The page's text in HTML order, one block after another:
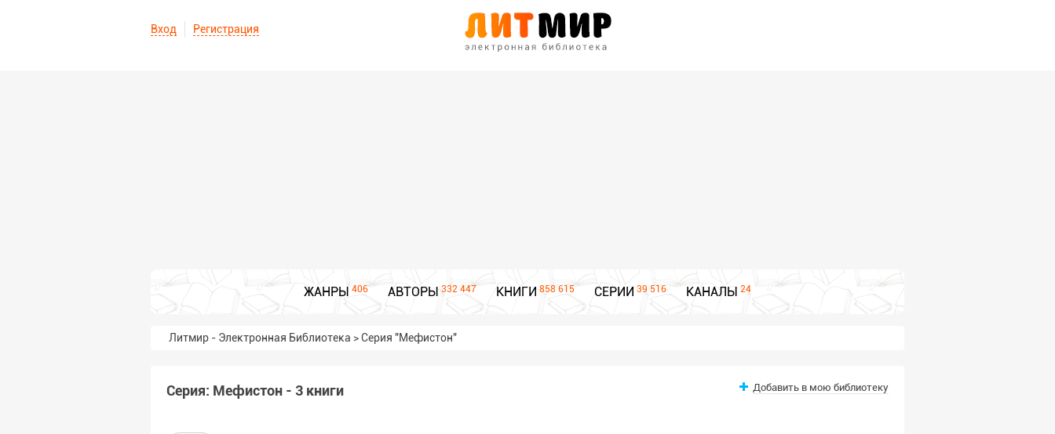
Вход Регистрация
ЖАНРЫ 406 АВТОРЫ 332 447 КНИГИ 858 615 СЕРИИ 39 516 КАНАЛЫ 24
Литмир - Электронная Библиотека >Серия "Мефистон"
Серия: Мефистон - 3 книги Добавить в мою библиотеку